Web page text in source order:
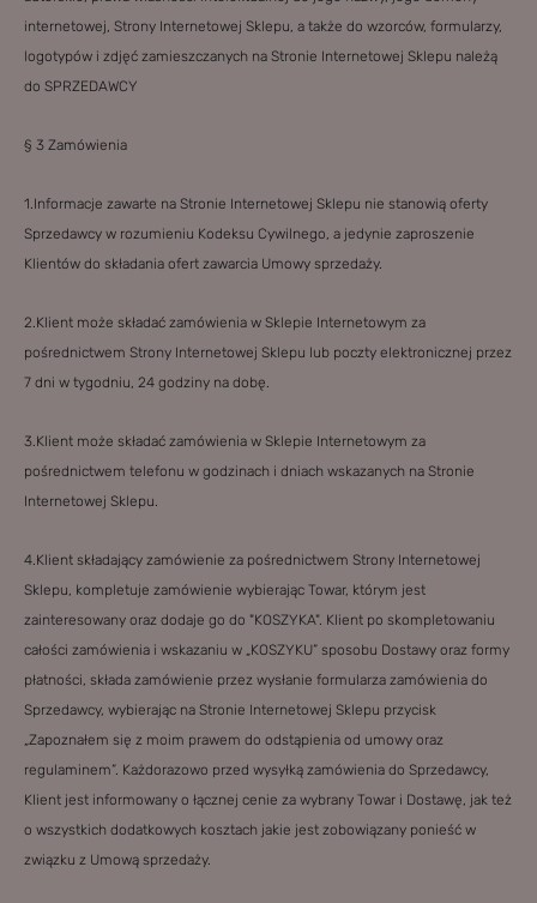
internetowej, Strony Internetowej Sklepu, a także do wzorców, formularzy,
logotypów i zdjęć zamieszczanych na Stronie Internetowej Sklepu należą
do SPRZEDAWCY
§ 3 Zamówienia
1.Informacje zawarte na Stronie Internetowej Sklepu nie stanowią oferty
Sprzedawcy w rozumieniu Kodeksu Cywilnego, a jedynie zaproszenie
Klientów do składania ofert zawarcia Umowy sprzedaży.
2.Klient może składać zamówienia w Sklepie Internetowym za
pośrednictwem Strony Internetowej Sklepu lub poczty elektronicznej przez
7 dni w tygodniu, 24 godziny na dobę.
3.Klient może składać zamówienia w Sklepie Internetowym za
pośrednictwem telefonu w godzinach i dniach wskazanych na Stronie
Internetowej Sklepu.
4.Klient składający zamówienie za pośrednictwem Strony Internetowej
Sklepu, kompletuje zamówienie wybierając Towar, którym jest
zainteresowany oraz dodaje go do "KOSZYKA". Klient po skompletowaniu
całości zamówienia i wskazaniu w „KOSZYKU” sposobu Dostawy oraz formy
płatności, składa zamówienie przez wysłanie formularza zamówienia do
Sprzedawcy, wybierając na Stronie Internetowej Sklepu przycisk
„Zapoznałem się z moim prawem do odstąpienia od umowy oraz
regulaminem”. Każdorazowo przed wysyłką zamówienia do Sprzedawcy,
Klient jest informowany o łącznej cenie za wybrany Towar i Dostawę, jak też
o wszystkich dodatkowych kosztach jakie jest zobowiązany ponieść w
związku z Umową sprzedaży.